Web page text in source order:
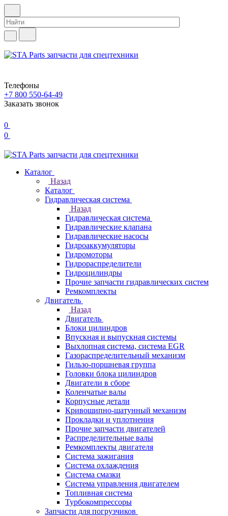
Телефоны
+7 800 550-64-49
Заказать звонок
0
0
Каталог
Назад
Каталог
Гидравлическая система
Назад
Гидравлическая система
Гидравлические клапана
Гидравлические насосы
Гидроаккумуляторы
Гидромоторы
Гидрораспределители
Гидроцилиндры
Прочие запчасти гидравлических систем
Ремкомплекты
Двигатель
Назад
Двигатель
Блоки цилиндров
Впускная и выпускная системы
Выхлопная система, система EGR
Газораспределительный механизм
Гильзо-поршневая группа
Головки блока цилиндров
Двигатели в сборе
Коленчатые валы
Корпусные детали
Кривошипно-шатунный механизм
Прокладки и уплотнения
Прочие запчасти двигателей
Распределительные валы
Ремкомплекты двигателя
Система зажигания
Система охлаждения
Система смазки
Система управления двигателем
Топливная система
Турбокомпрессоры
Запчасти для погрузчиков